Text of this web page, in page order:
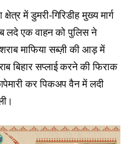
में डुमरी-गिरिडीह मुख्य मार्ग
लदे एक वाहन को पुलिस ने
माफिया सब्ज़ी की आड़ में
बिहार सप्लाई करने की फिराक
कर पिकअप वैन में लदी